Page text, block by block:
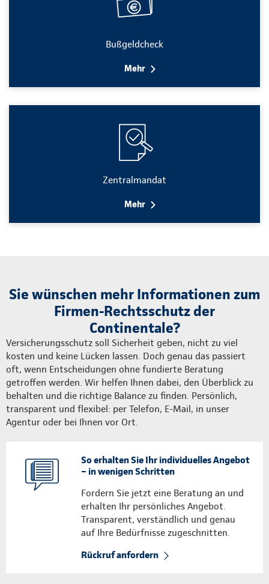
Bußgeldcheck
Mehr
Zentralmandat
Mehr
Sie wünschen mehr Informationen zum
Firmen-Rechtsschutz der
Continentale?
Versicherungsschutz soll Sicherheit geben, nicht zu viel
kosten und keine Lücken lassen. Doch genau das passiert
oft, wenn Entscheidungen ohne fundierte Beratung
getroffen werden. Wir helfen Ihnen dabei, den Überblick zu
behalten und die richtige Balance zu finden. Persönlich,
transparent und flexibel: per Telefon, E-Mail, in unser
Agentur oder bei Ihnen vor Ort.
So erhalten Sie Ihr individuelles Angebot
– in wenigen Schritten
Fordern Sie jetzt eine Beratung an und
erhalten Ihr persönliches Angebot.
Transparent, verständlich und genau
auf Ihre Bedürfnisse zugeschnitten.
Rückruf anfordern